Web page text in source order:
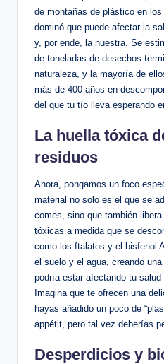
de montañas de plástico en
dominó que puede afectar la
y, por ende, la nuestra. Se
de toneladas de desechos
naturaleza, y la mayoría de
más de 400 años en
del que tu tío lleva esperando
La huella tóxica
residuos
Ahora, pongamos un foco
material no solo es el que se
comes, sino que también
tóxicas a medida que se
como los ftalatos y el bisfenol
el suelo y el agua, creando
podría estar afectando tu salud
Imagina que te ofrecen una
hayas añadido un poco de
appétit, pero tal vez deberías
Desperdicios y